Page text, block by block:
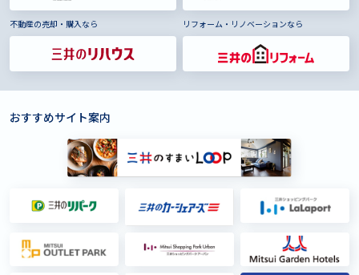
不動産の売却・購入なら リフォーム・リノベーションなら
おすすめサイト案内